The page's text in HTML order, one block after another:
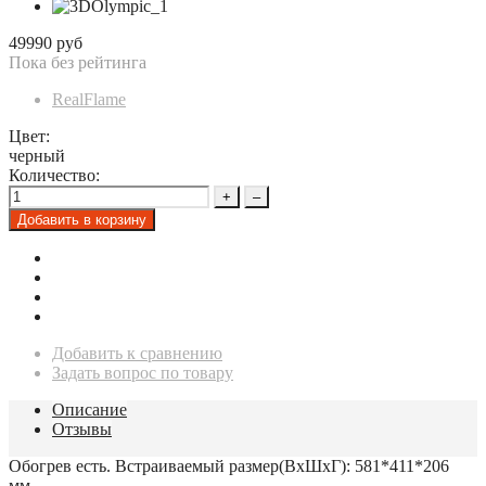
49990 руб
Пока без рейтинга
RealFlame
Цвет:
черный
Количество:
+
–
Добавить в корзину
Добавить к сравнению
Задать вопрос по товару
Описание
Отзывы
Обогрев есть. Встраиваемый размер(ВхШхГ): 581*411*206